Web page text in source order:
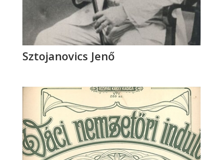
Sztojanovics Jenő